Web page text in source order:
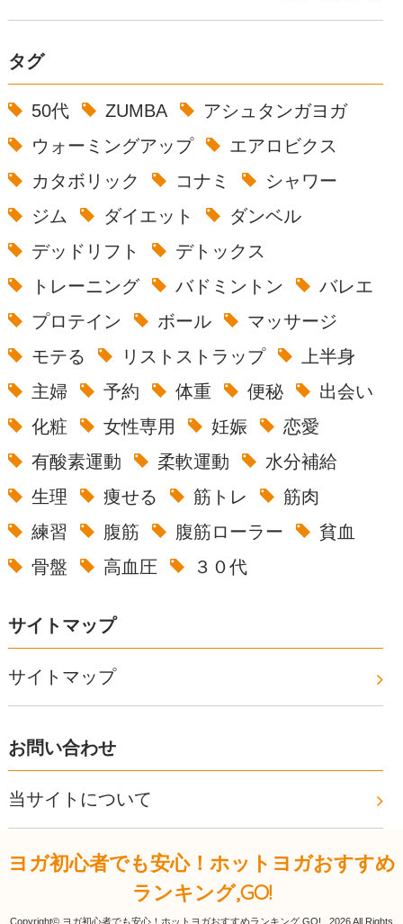
タグ
50代 ZUMBA
アシュタンガヨガ
ウォーミングアップ
エアロビクス
カタボリック
コナミ
シャワー
ジム
ダイエット
ダンベル
デッドリフト
デトックス
トレーニング
バドミントン
バレエ
プロテイン
ボール
マッサージ
モテる
リストストラップ
上半身
主婦
予約 体重 便秘
出会い
化粧
女性専用 妊娠
恋愛
有酸素運動
柔軟運動
水分補給
生理
痩せる 筋トレ
筋肉
練習
腹筋 腹筋ローラー
貧血
骨盤
高血圧 ３０代
サイトマップ
サイトマップ
お問い合わせ
当サイトについて
ヨガ初心者でも安心！ホットヨガおすすめ
ランキング,GO!
Copyright© ヨガ初心者でも安心！ホットヨガおすすめランキング,GO! , 2026 All Rights